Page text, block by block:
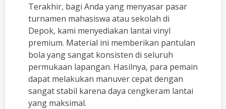
Terakhir, bagi Anda yang menyasar pasar
turnamen mahasiswa atau sekolah di
Depok, kami menyediakan lantai vinyl
premium. Material ini memberikan pantulan
bola yang sangat konsisten di seluruh
permukaan lapangan. Hasilnya, para pemain
dapat melakukan manuver cepat dengan
sangat stabil karena daya cengkeram lantai
yang maksimal.